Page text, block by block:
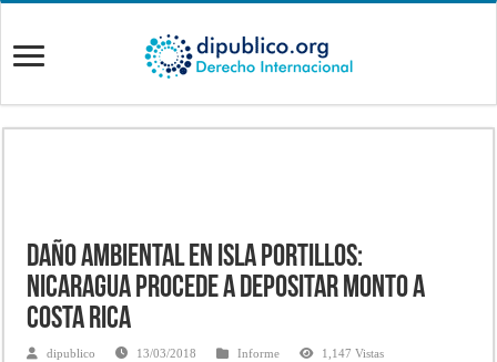
Daño ambiental en Isla Portillos:
Nicaragua procede a depositar monto a
Costa Rica
dipublico 13/03/2018 Informe 1,147 Vistas